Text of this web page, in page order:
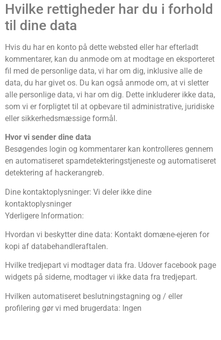
Hvilke rettigheder har du i forhold
til dine data
Hvis du har en konto på dette websted eller har efterladt
kommentarer, kan du anmode om at modtage en eksporteret
fil med de personlige data, vi har om dig, inklusive alle de
data, du har givet os. Du kan også anmode om, at vi sletter
alle personlige data, vi har om dig. Dette inkluderer ikke data,
som vi er forpligtet til at opbevare til administrative, juridiske
eller sikkerhedsmæssige formål.
Hvor vi sender dine data
Besøgendes login og kommentarer kan kontrolleres gennem
en automatiseret spamdetekteringstjeneste og automatiseret
detektering af hackerangreb.
Dine kontaktoplysninger: Vi deler ikke dine
kontaktoplysninger
Yderligere Information:
Hvordan vi beskytter dine data: Kontakt domæne-ejeren for
kopi af databehandleraftalen.
Hvilke tredjepart vi modtager data fra. Udover facebook page
widgets på siderne, modtager vi ikke data fra tredjepart.
Hvilken automatiseret beslutningstagning og / eller
profilering gør vi med brugerdata: Ingen